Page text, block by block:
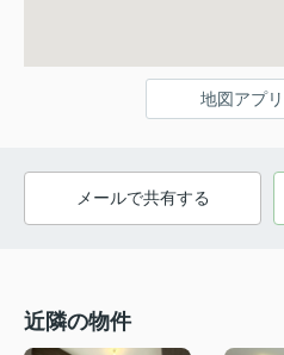
地図アプ
メールで共有する
近隣の物件